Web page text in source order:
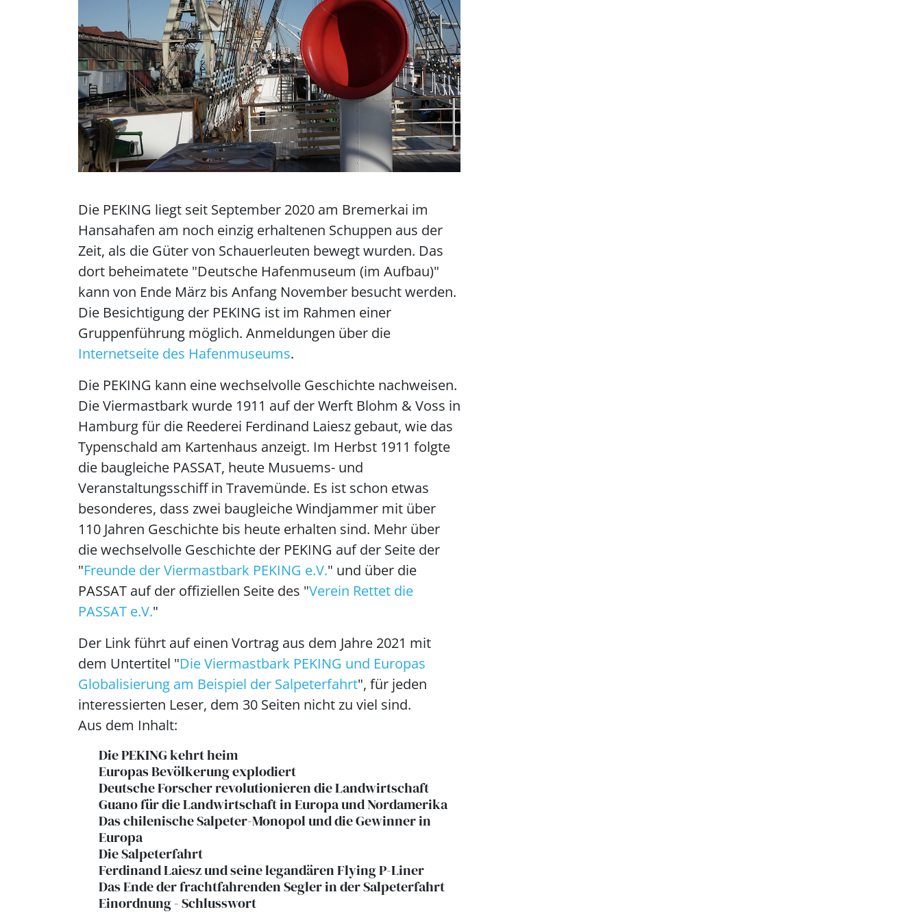
Die PEKING liegt seit September 2020 am Bremerkai im
Hansahafen am noch einzig erhaltenen Schuppen aus der
Zeit, als die Güter von Schauerleuten bewegt wurden. Das
dort beheimatete "Deutsche Hafenmuseum (im Aufbau)"
kann von Ende März bis Anfang November besucht werden.
Die Besichtigung der PEKING ist im Rahmen einer
Gruppenführung möglich. Anmeldungen über die
Internetseite des Hafenmuseums.
Die PEKING kann eine wechselvolle Geschichte nachweisen.
Die Viermastbark wurde 1911 auf der Werft Blohm & Voss in
Hamburg für die Reederei Ferdinand Laiesz gebaut, wie das
Typenschald am Kartenhaus anzeigt. Im Herbst 1911 folgte
die baugleiche PASSAT, heute Musuems- und
Veranstaltungsschiff in Travemünde. Es ist schon etwas
besonderes, dass zwei baugleiche Windjammer mit über
110 Jahren Geschichte bis heute erhalten sind. Mehr über
die wechselvolle Geschichte der PEKING auf der Seite der
"Freunde der Viermastbark PEKING e.V." und über die
PASSAT auf der offiziellen Seite des "Verein Rettet die
PASSAT e.V."
Der Link führt auf einen Vortrag aus dem Jahre 2021 mit
dem Untertitel "Die Viermastbark PEKING und Europas
Globalisierung am Beispiel der Salpeterfahrt", für jeden
interessierten Leser, dem 30 Seiten nicht zu viel sind.
Aus dem Inhalt:
Die PEKING kehrt heim
Europas Bevölkerung explodiert
Deutsche Forscher revolutionieren die Landwirtschaft
Guano für die Landwirtschaft in Europa und Nordamerika
Das chilenische Salpeter-Monopol und die Gewinner in
Europa
Die Salpeterfahrt
Ferdinand Laiesz und seine legandären Flying P-Liner
Das Ende der frachtfahrenden Segler in der Salpeterfahrt
Einordnung - Schlusswort